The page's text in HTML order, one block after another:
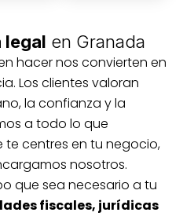
legal en Granada
hacer nos convierten en
Los clientes valoran
la confianza y la
a todo lo que
te centres en tu negocio,
nosotros.
que sea necesario a tu
fiscales, jurídicas